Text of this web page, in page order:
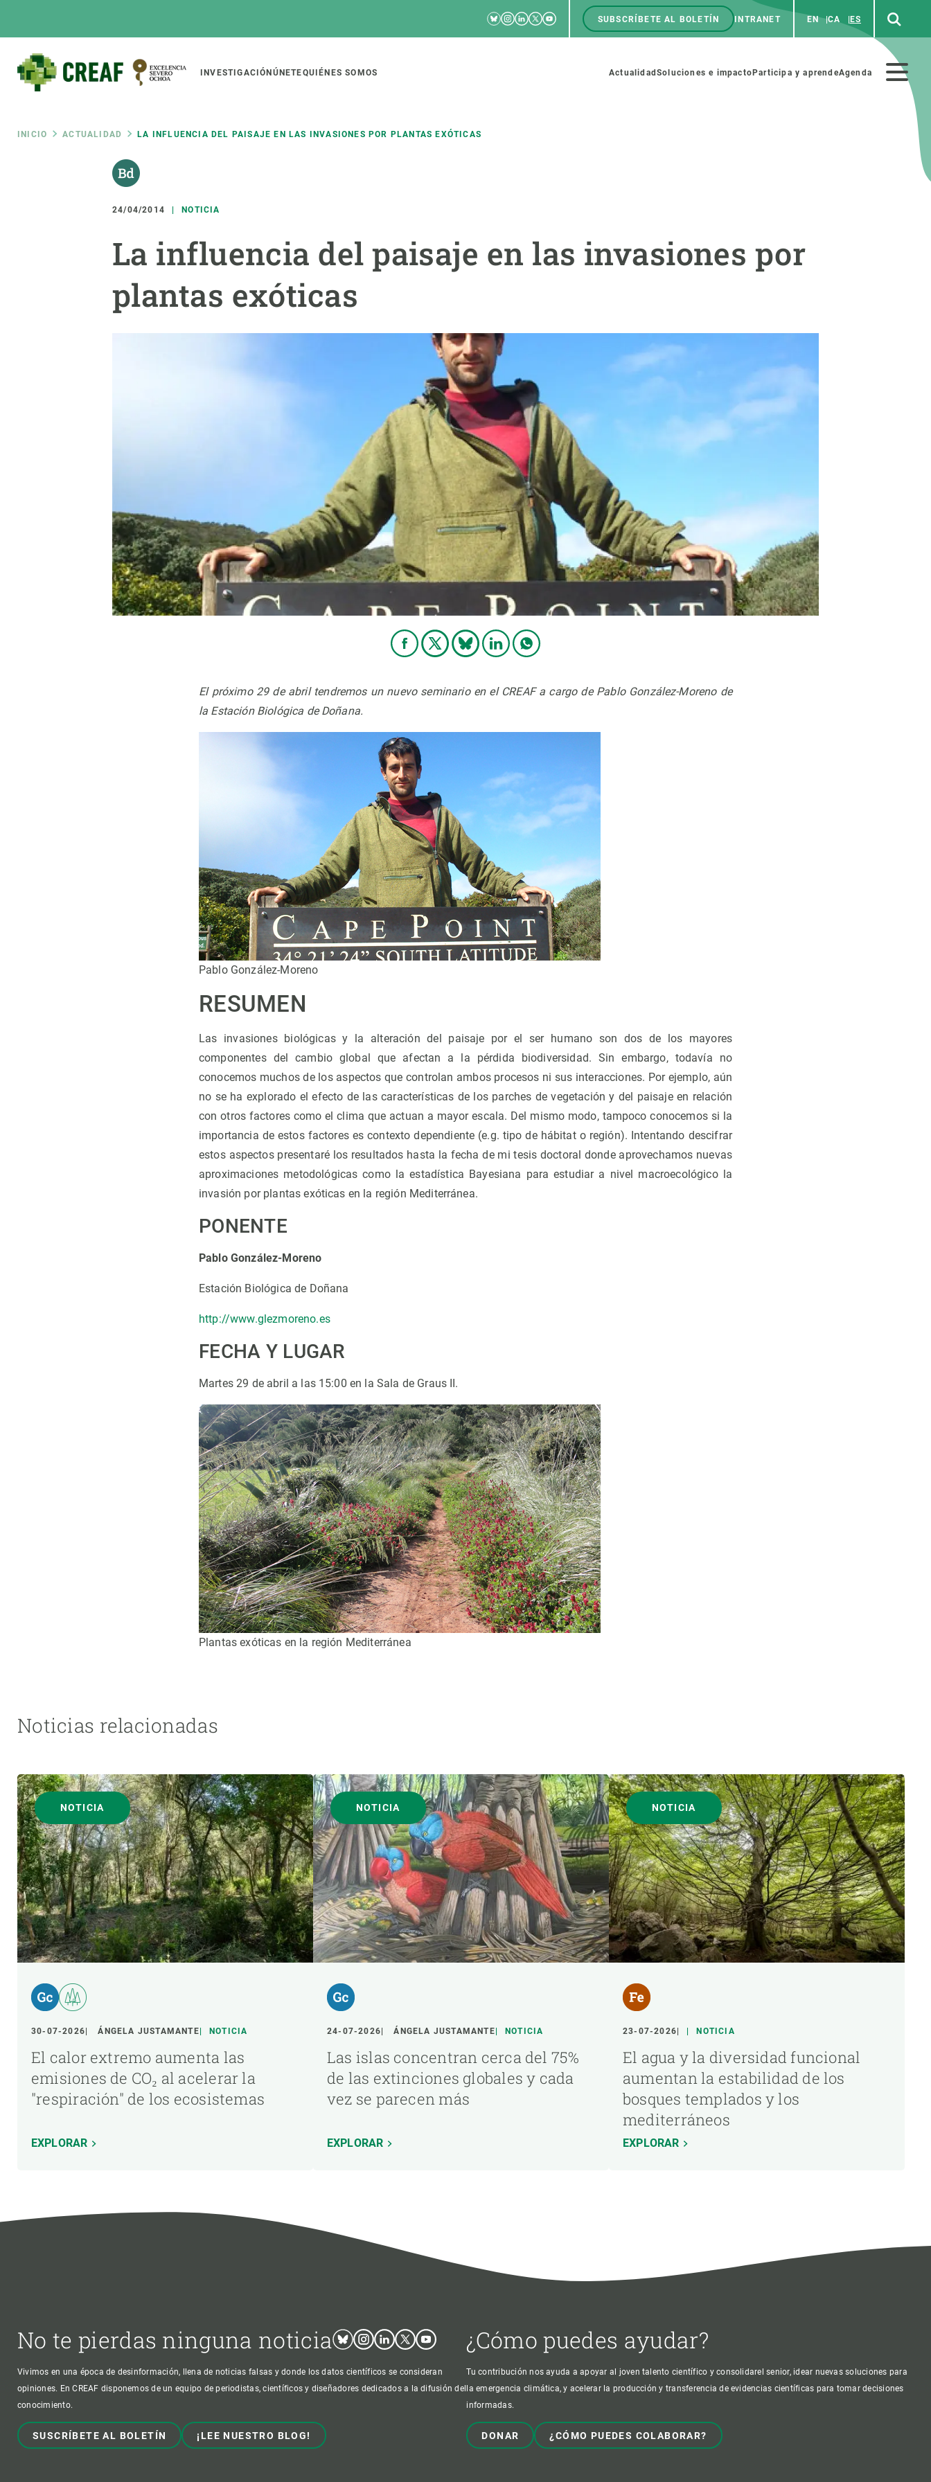
RRSS
Bluesky
Instagram
Linkedin
TwitterYoutube
Menú
top
SUBSCRÍBETE AL BOLETÍN INTRANET EN CA ES
Main
navigation
INVESTIGACIÓN ÚNETEQUIÉNES SOMOS
Menú
Actualidad Soluciones e impacto Participa y aprendeAgenda
Ruta
navegación
INICIO ACTUALIDAD LA INFLUENCIA DEL PAISAJE EN LAS INVASIONES POR PLANTAS EXÓTICAS
24/04/2014 NOTICIA
La influencia del paisaje en las invasiones por
plantas exóticas
El próximo 29 de abril tendremos un nuevo seminario en el CREAF a cargo de Pablo González-Moreno de
la Estación Biológica de Doñana.
Pablo González-Moreno
RESUMEN
Las invasiones biológicas y la alteración del paisaje por el ser humano son dos de los mayores
componentes del cambio global que afectan a la pérdida biodiversidad. Sin embargo, todavía no
conocemos muchos de los aspectos que controlan ambos procesos ni sus interacciones. Por ejemplo, aún
no se ha explorado el efecto de las características de los parches de vegetación y del paisaje en relación
con otros factores como el clima que actuan a mayor escala. Del mismo modo, tampoco conocemos si la
importancia de estos factores es contexto dependiente (e.g. tipo de hábitat o región). Intentando descifrar
estos aspectos presentaré los resultados hasta la fecha de mi tesis doctoral donde aprovechamos nuevas
aproximaciones metodológicas como la estadística Bayesiana para estudiar a nivel macroecológico la
invasión por plantas exóticas en la región Mediterránea.
PONENTE
Pablo González-Moreno
Estación Biológica de Doñana
http://www.glezmoreno.es
FECHA Y LUGAR
Martes 29 de abril a las 15:00 en la Sala de Graus II.
Plantas exóticas en la región Mediterránea
Noticias relacionadas
NOTICIA
30-07-2026 ÁNGELA JUSTAMANTE NOTICIA
El calor extremo aumenta las
emisiones de CO₂ al acelerar la
"respiración" de los ecosistemas
EXPLORAR
NOTICIA
24-07-2026 ÁNGELA JUSTAMANTE NOTICIA
Las islas concentran cerca del 75%
de las extinciones globales y cada
vez se parecen más
EXPLORAR
NOTICIA
23-07-2026 NOTICIA
El agua y la diversidad funcional
aumentan la estabilidad de los
bosques templados y los
mediterráneos
EXPLORAR
No te pierdas ninguna noticiaBlueskyInstagram
LinkedinTwitterYoutube
Vivimos en una época de desinformación, llena de noticias falsas y donde los datos científicos se consideran
opiniones. En CREAF disponemos de un equipo de periodistas, científicos y diseñadores dedicados a la difusión del
conocimiento.
SUSCRÍBETE AL BOLETÍN ¡LEE NUESTRO BLOG!
¿Cómo puedes ayudar?
Tu contribución nos ayuda a apoyar al joven talento científico y consolidarel senior, idear nuevas soluciones para
la emergencia climática, y acelerar la producción y transferencia de evidencias científicas para tomar decisiones
informadas.
DONAR ¿CÓMO PUEDES COLABORAR?
Featured
responsive
Responsive
menu
SOBRE NOSOTROS
Organización institucional
Marca y logotipos
Biodiversidad
Funcionamento de ecosistemas
Soluciones
Innovación
Estrategia de Recursos Humanos
Seminarios y actividades internas
Te ofrecemos formación
Haz ciencia con nosotros
Cambio global
Funcionamiento de los ecosistemas